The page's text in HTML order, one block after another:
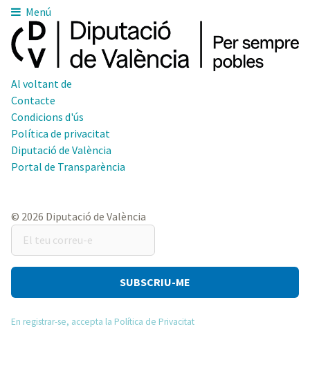
Menú
Al voltant de
Contacte
Condicions d'ús
Política de privacitat
Diputació de València
Portal de Transparència
© 2026 Diputació de València
El
teu
correu-
En registrar-se, accepta la Política de Privacitat